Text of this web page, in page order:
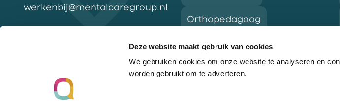
Deze website maakt gebruik van cookies
We gebruiken cookies om onze website te analyseren en
worden gebruikt om te adverteren.
werkenbij@mentalcaregroup.nl
Orthopedagoog
Ga naar de homepagina
Vacatures